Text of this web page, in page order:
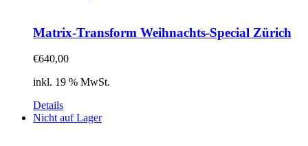
Matrix-Transform Weihnachts-Special Zürich
€640,00
inkl. 19 % MwSt.
Details
Nicht auf Lager